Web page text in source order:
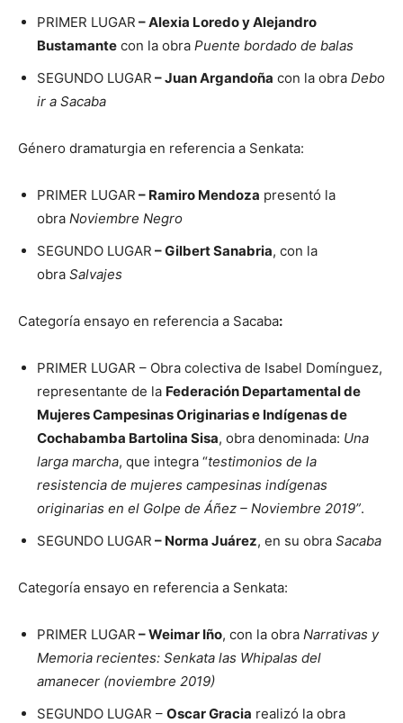
PRIMER LUGAR – Alexia Loredo y Alejandro
Bustamante con la obra Puente bordado de balas
SEGUNDO LUGAR – Juan Argandoña con la obra Debo
ir a Sacaba
Género dramaturgia en referencia a Senkata:
PRIMER LUGAR – Ramiro Mendoza presentó la
obra Noviembre Negro
SEGUNDO LUGAR – Gilbert Sanabria, con la
obra Salvajes
Categoría ensayo en referencia a Sacaba:
PRIMER LUGAR – Obra colectiva de Isabel Domínguez,
representante de la Federación Departamental de
Mujeres Campesinas Originarias e Indígenas de
Cochabamba Bartolina Sisa, obra denominada: Una
larga marcha, que integra “testimonios de la
resistencia de mujeres campesinas indígenas
originarias en el Golpe de Áñez – Noviembre 2019”.
SEGUNDO LUGAR – Norma Juárez, en su obra Sacaba
Categoría ensayo en referencia a Senkata:
PRIMER LUGAR – Weimar Iño, con la obra Narrativas y
Memoria recientes: Senkata las Whipalas del
amanecer (noviembre 2019)
SEGUNDO LUGAR – Oscar Gracia realizó la obra